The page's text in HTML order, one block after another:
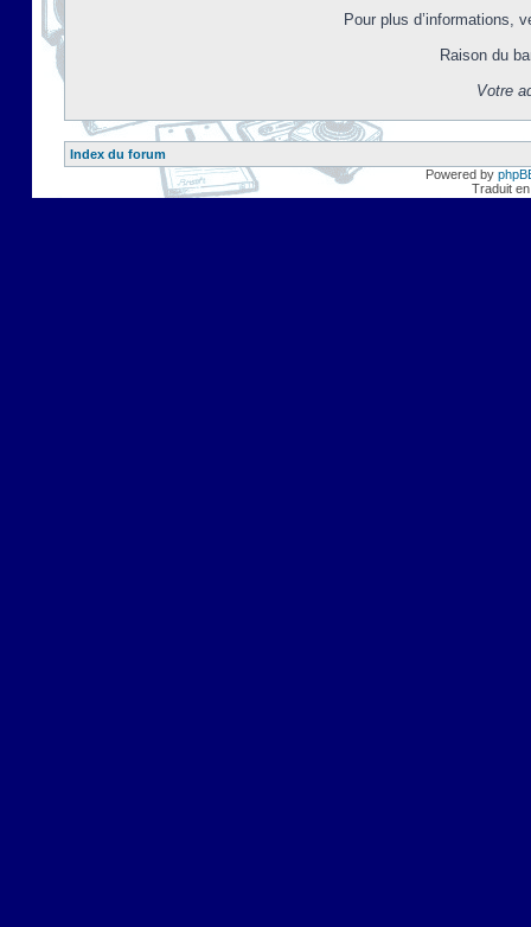
Pour plus d’informations,
Raison du
Votre
Index du forum
Powered by
Traduit